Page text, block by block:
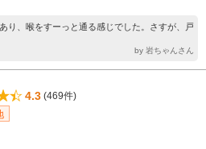
り、喉をすーっと通る感じでした。さすが、戸
by 岩ちゃんさん
4.3 (469件)